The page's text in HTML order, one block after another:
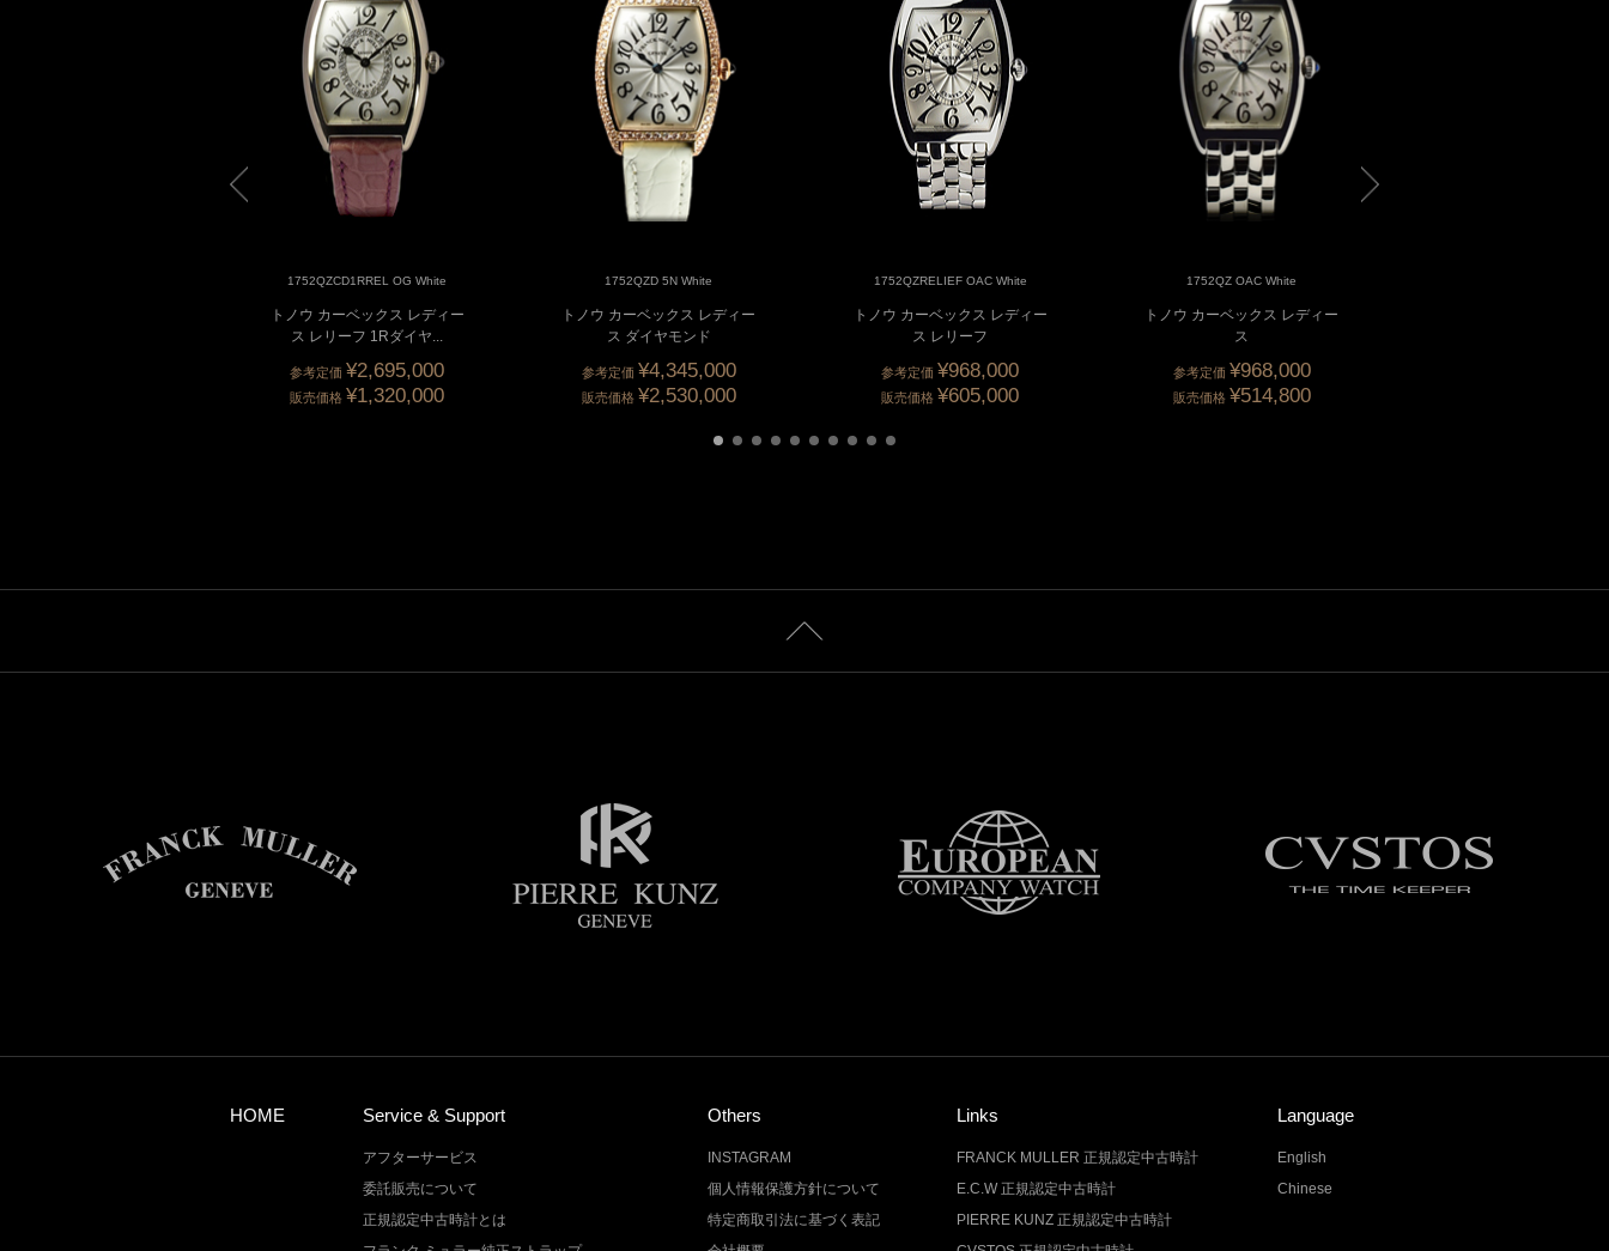
1752QZCD1RREL OG White
トノウ カーベックス レディー
ス レリーフ 1Rダイヤ...
参考定価¥2,695,000
販売価格¥1,320,000
1752QZD 5N White
トノウ カーベックス レディー
ス ダイヤモンド
参考定価 ¥4,345,000
販売価格 ¥2,530,000
1752QZRELIEF OAC White
トノウ カーベックス レディー
ス レリーフ
参考定価¥968,000
販売価格¥605,000
1752QZ OAC White
トノウ カーベックス レディー
ス
参考定価 ¥968,000
販売価格 ¥514,800
HOME Service & Support
アフターサービス
委託販売について
正規認定中古時計とは
Others
INSTAGRAM
個人情報保護方針について
特定商取引法に基づく表記
Links
FRANCK MULLER 正規認定中古時計
E.C.W 正規認定中古時計
PIERRE KUNZ 正規認定中古時計
Language
English
Chinese